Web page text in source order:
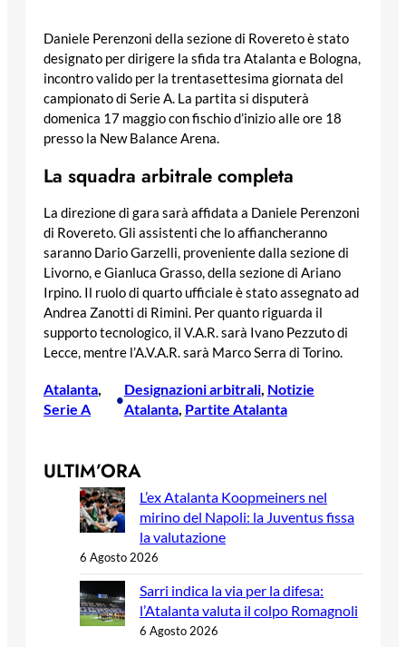
Daniele Perenzoni della sezione di Rovereto è stato
designato per dirigere la sfida tra Atalanta e Bologna,
incontro valido per la trentasettesima giornata del
campionato di Serie A. La partita si disputerà
domenica 17 maggio con fischio d’inizio alle ore 18
presso la New Balance Arena.
La squadra arbitrale completa
La direzione di gara sarà affidata a Daniele Perenzoni
di Rovereto. Gli assistenti che lo affiancheranno
saranno Dario Garzelli, proveniente dalla sezione di
Livorno, e Gianluca Grasso, della sezione di Ariano
Irpino. Il ruolo di quarto ufficiale è stato assegnato ad
Andrea Zanotti di Rimini. Per quanto riguarda il
supporto tecnologico, il V.A.R. sarà Ivano Pezzuto di
Lecce, mentre l’A.V.A.R. sarà Marco Serra di Torino.
Atalanta
Serie A
•
Designazioni arbitrali, Notizie
Atalanta, Partite Atalanta
ULTIM’ORA
L’ex Atalanta Koopmeiners nel
mirino del Napoli: la Juventus fissa
la valutazione
6 Agosto 2026
Sarri indica la via per la difesa:
l’Atalanta valuta il colpo Romagnoli
6 Agosto 2026